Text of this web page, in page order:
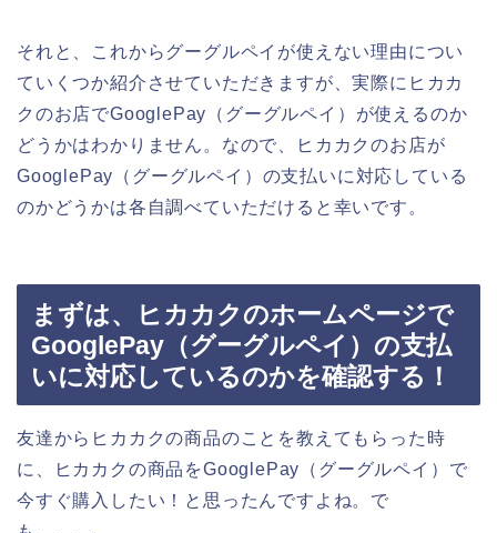
それと、これからグーグルペイが使えない理由につい
ていくつか紹介させていただきますが、実際にヒカカ
クのお店でGooglePay（グーグルペイ）が使えるのか
どうかはわかりません。なので、ヒカカクのお店が
GooglePay（グーグルペイ）の支払いに対応している
のかどうかは各自調べていただけると幸いです。
まずは、ヒカカクのホームページで
GooglePay（グーグルペイ）の支払
いに対応しているのかを確認する！
友達からヒカカクの商品のことを教えてもらった時
に、ヒカカクの商品をGooglePay（グーグルペイ）で
今すぐ購入したい！と思ったんですよね。で